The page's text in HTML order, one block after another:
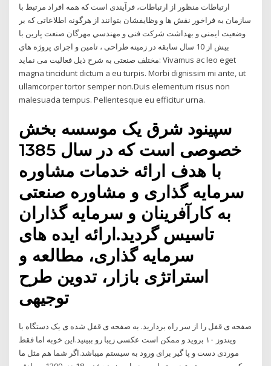
ارتباطات منظور از ارتباطات، فرآیندی است که همه افراد مرتبط با
سازمان به فراخور نقش ها و وظایفشان بتوانند از هرگونه اطلاعاتی که بر
وضعیت ایمنی و بهداشت شرکت فنی و مهندسي مهرگان صنعت پارين با
بيش از 10 سال سابقه در زمينه طراحی ، تامین و اجرای پروژه هاي
مختلف صنعتی به شرح ذیل فعالیت می نماید: Vivamus ac leo eget
magna tincidunt dictum a eu turpis. Morbi dignissim mi ante, ut
ullamcorper tortor semper non.Duis elementum risus non
malesuada tempus. Pellentesque eu efficitur urna.
سپینود شرق یک موسسه بخش
خصوصی است که در سال 1385
با هدف ارائه خدمات مشاوره
سرمایه گذاری و مشاوره صنعتی
به کارآفرینان و سرمایه گذاران
تاسیس گردید.ارائه ایده های
سرمایه گذاری، مطالعه و
استراتژی بازار، تدوین طرح
توجیهی
صفحه ی قفل را از سر راه بردارید. به صفحه ی قفل شده ی یک دستگاه با
ویندوز ۱۰ بروید و ممکن است عکسی زیبا رو ببینید.این خوبه اما فقط
موردی دست و پا گیر برای ورود به سیستم میباشد.اگر شما هم مثل ما